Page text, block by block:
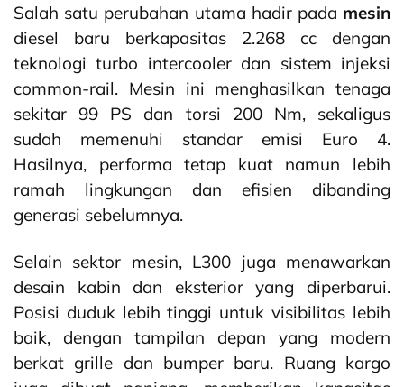
Salah satu perubahan utama hadir pada mesin
diesel baru berkapasitas 2.268 cc dengan
teknologi turbo intercooler dan sistem injeksi
common-rail. Mesin ini menghasilkan tenaga
sekitar 99 PS dan torsi 200 Nm, sekaligus
sudah memenuhi standar emisi Euro 4.
Hasilnya, performa tetap kuat namun lebih
ramah lingkungan dan efisien dibanding
generasi sebelumnya.
Selain sektor mesin, L300 juga menawarkan
desain kabin dan eksterior yang diperbarui.
Posisi duduk lebih tinggi untuk visibilitas lebih
baik, dengan tampilan depan yang modern
berkat grille dan bumper baru. Ruang kargo